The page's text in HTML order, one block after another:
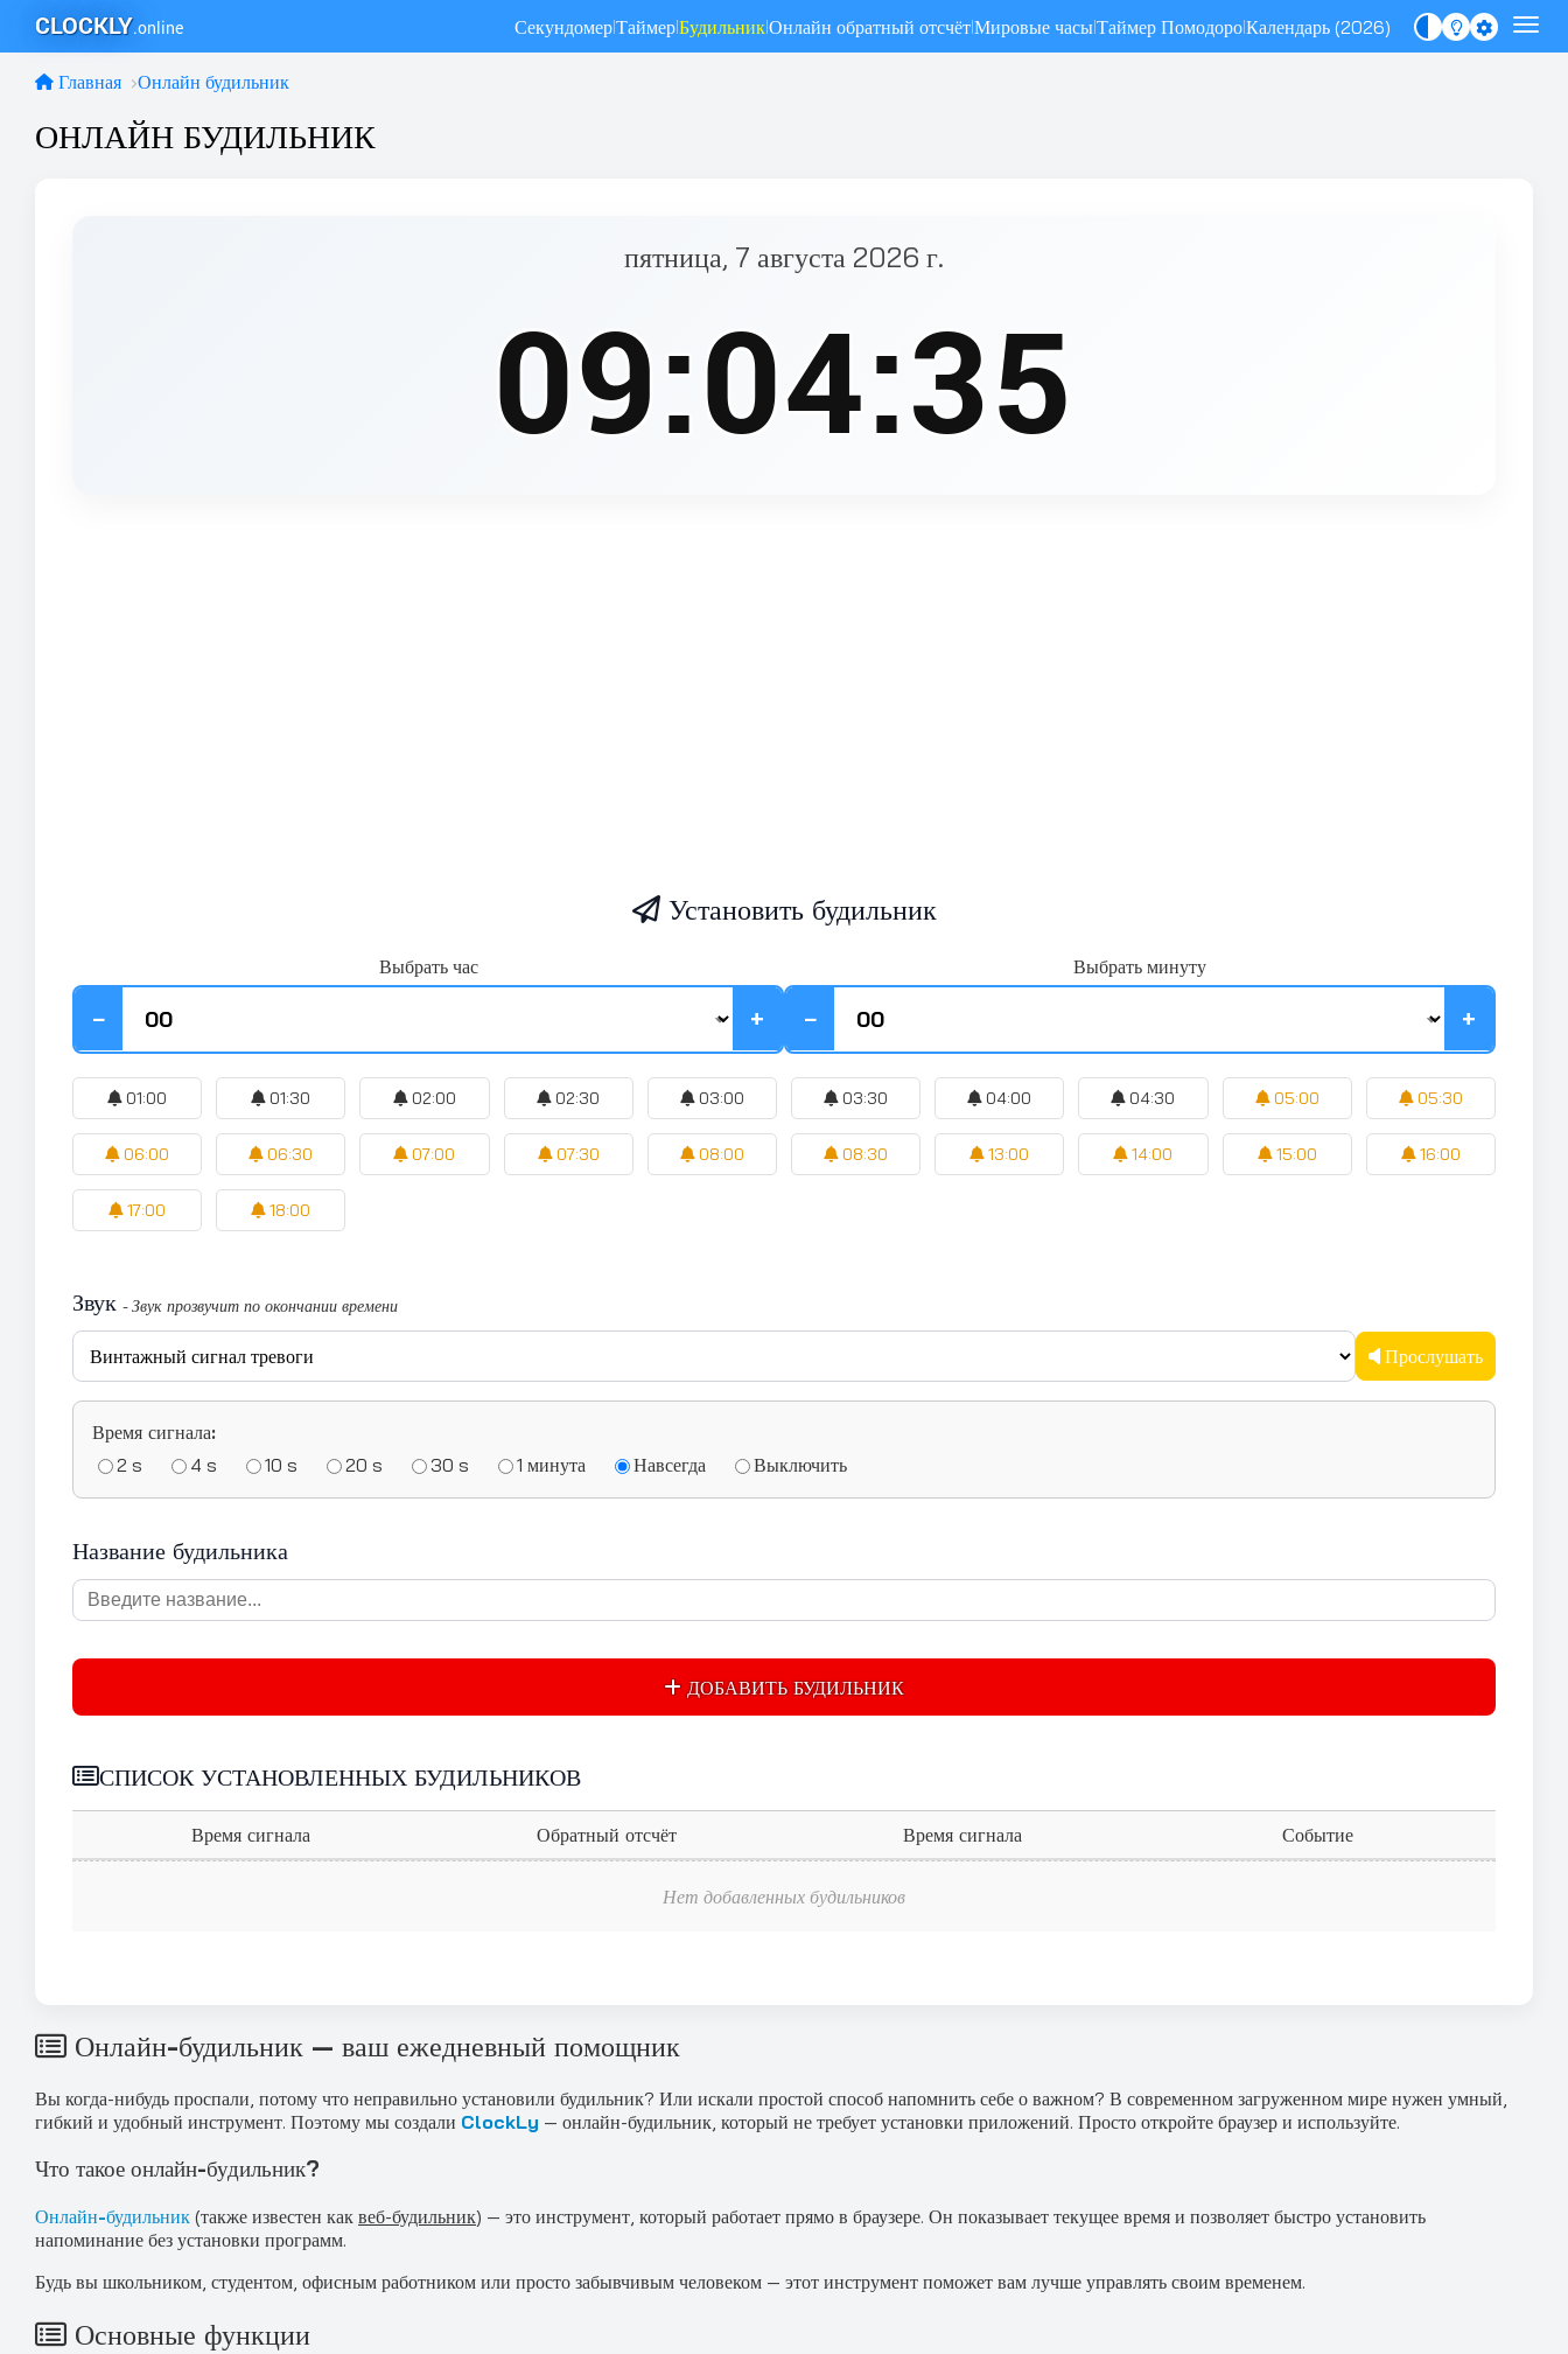
CLOCKLY.online СекундомерТаймерБудильникОнлайн обратный отсчётМировые часыТаймер ПомодороКалендарь (2026)
Главная Онлайн будильник
ОНЛАЙН БУДИЛЬНИК
пятница, 7 августа 2026 г.
09:04:36
Установить будильник
Выбрать час
− +
Выбрать минуту
− +
01:00 01:30 02:00 02:30 03:00 03:30 04:00 04:30 05:00 05:30
06:00 06:30 07:00 07:30 08:00 08:30 13:00 14:00 15:00 16:00
17:00 18:00
Звук - Звук прозвучит по окончании времени
Прослушать
Время сигнала:
2 s
4 s 10 s 20 s 30 s 1 минута Навсегда Выключить
Название будильника
ДОБАВИТЬ БУДИЛЬНИК
СПИСОК УСТАНОВЛЕННЫХ БУДИЛЬНИКОВ
Время сигнала Обратный отсчёт Время сигнала Событие
Нет добавленных будильников
Онлайн-будильник — ваш ежедневный помощник
Вы когда-нибудь проспали, потому что неправильно установили будильник? Или искали простой способ напомнить себе о важном? В современном загруженном мире нужен умный,
гибкий и удобный инструмент. Поэтому мы создали ClockLy — онлайн-будильник, который не требует установки приложений. Просто откройте браузер и используйте.
Что такое онлайн-будильник?
Онлайн-будильник (также известен как веб-будильник) — это инструмент, который работает прямо в браузере. Он показывает текущее время и позволяет быстро установить
напоминание без установки программ.
Будь вы школьником, студентом, офисным работником или просто забывчивым человеком — этот инструмент поможет вам лучше управлять своим временем.
Основные функции